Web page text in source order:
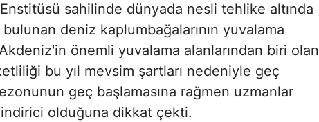
sahilinde dünyada nesli tehlike altında
deniz kaplumbağalarının yuvalama
önemli yuvalama alanlarından biri olan
bu yıl mevsim şartları nedeniyle geç
geç başlamasına rağmen uzmanlar
olduğuna dikkat çekti.